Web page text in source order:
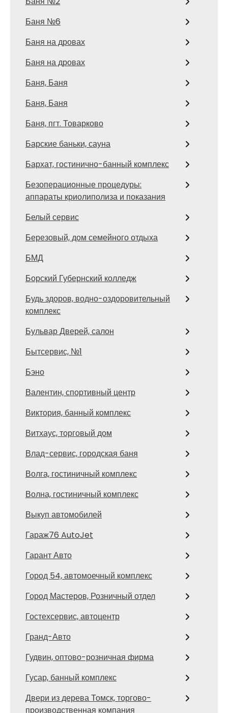
Баня №6
Баня на дровах
Баня на дровах
Баня, Баня
Баня, Баня
Баня, пгт. Товарково
Барские баньки, сауна
Бархат, гостинично-банный комплекс
Безоперационные процедуры:
аппараты криолиполиза и показания
Белый сервис
Березовый, дом семейного отдыха
БМД
Борский Губернский колледж
Будь здоров, водно-оздоровительный
комплекс
Бульвар Дверей, салон
Бытсервис, №1
Бэно
Валентин, спортивный центр
Виктория, банный комплекс
Витхаус, торговый дом
Влад-сервис, городская баня
Волга, гостиничный комплекс
Волна, гостиничный комплекс
Выкуп автомобилей
Гараж76 AutoJet
Гарант Авто
Город 54, автомоечный комплекс
Город Мастеров, Розничный отдел
Гостехсервис, автоцентр
Гранд-Авто
Гудвин, оптово-розничная фирма
Гусар, банный комплекс
Двери из дерева Томск, торгово-
производственная компания